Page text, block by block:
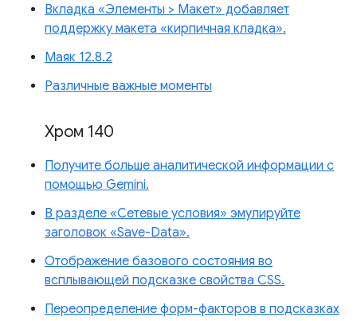
Вкладка «Элементы > Макет» добавляет
поддержку макета «кирпичная кладка».
Маяк 12.8.2
Различные важные моменты
Хром 140
Получите больше аналитической информации с
помощью Gemini.
В разделе «Сетевые условия» эмулируйте
заголовок «Save-Data».
Отображение базового состояния во
всплывающей подсказке свойства CSS.
Переопределение форм-факторов в подсказках